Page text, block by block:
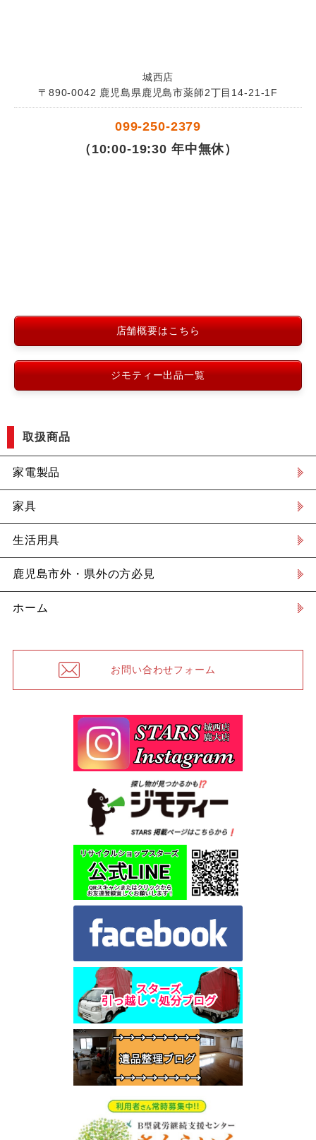
城西店
〒890-0042 鹿児島県鹿児島市薬師2丁目14-21-1F
099-250-2379
（10:00-19:30 年中無休）
店舗概要はこちら
ジモティー出品一覧
取扱商品
家電製品
家具
生活用具
鹿児島市外・県外の方必見
ホーム
お問い合わせフォーム